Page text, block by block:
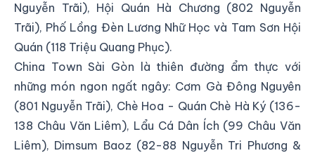
Nguyễn Trãi), Hội Quán Hà Chương (802 Nguyễn
Trãi), Phố Lồng Đèn Lương Nhữ Học và Tam Sơn Hội
Quán (118 Triệu Quang Phục).
China Town Sài Gòn là thiên đường ẩm thực với
những món ngon ngất ngây: Cơm Gà Đông Nguyên
(801 Nguyễn Trãi), Chè Hoa - Quán Chè Hà Ký (136-
138 Châu Văn Liêm), Lẩu Cá Dân Ích (99 Châu Văn
Liêm), Dimsum Baoz (82-88 Nguyễn Tri Phương &